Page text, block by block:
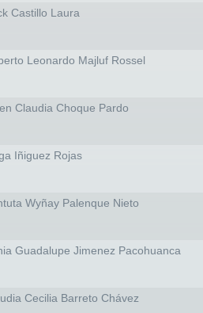
Castillo Laura
Leonardo Majluf Rossel
Claudia Choque Pardo
Iñiguez Rojas
Wyñay Palenque Nieto
Guadalupe Jimenez Pacohuanca
Cecilia Barreto Chávez